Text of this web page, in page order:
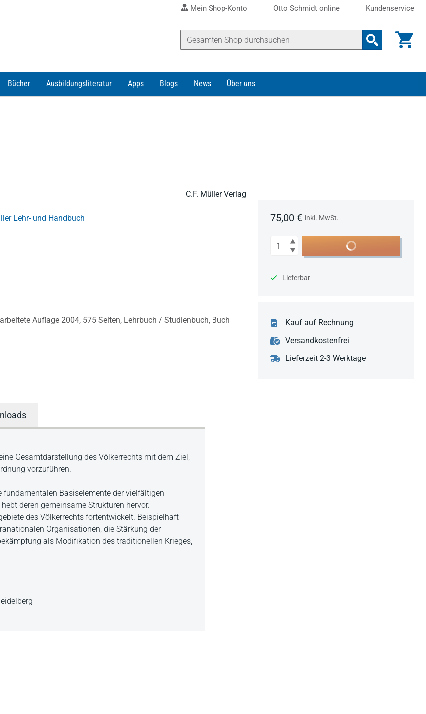
Mein Shop-Konto Otto Schmidt online Kundenservice
Bücher Ausbildungsliteratur Apps Blogs News Über uns
C.F. Müller Verlag
Lehr- und Handbuch
Auflage 2004, 575 Seiten, Lehrbuch / Studienbuch, Buch
75,00 € inkl. MwSt.
Anzahl In den Warenkorb
Lieferbar
Kauf auf Rechnung
Versandkostenfrei
Lieferzeit 2-3 Werktage
Gesamtdarstellung des Völkerrechts mit dem Ziel,
vorzuführen.
Basiselemente der vielfältigen
deren gemeinsame Strukturen hervor.
des Völkerrechts fortentwickelt. Beispielhaft
Organisationen, die Stärkung der
als Modifikation des traditionellen Krieges,